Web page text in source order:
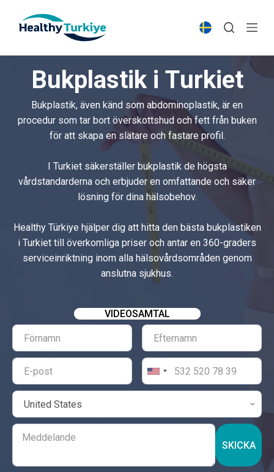
p
Bukplastik i Turkiet
Bukplastik, även känd som abdominoplastik, är en
procedur som tar bort överskottshud och fett från buken
för att skapa en slätare och fastare profil.
I Turkiet säkerställer bukplastik de högsta
vårdstandarderna och erbjuder en omfattande och säker
lösning för dina hälsobehov.
Healthy Türkiye hjälper dig att hitta den bästa bukplastiken
i Turkiet till överkomliga priser och antar en 360-graders
serviceinriktning inom alla hälsovårdsområden genom
anslutna sjukhus.
VIDEOSAMTAL
SKICKA